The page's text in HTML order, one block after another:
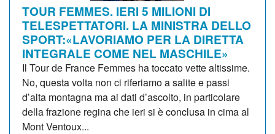
TOUR FEMMES. IERI 5 MILIONI DI
TELESPETTATORI. LA MINISTRA DELLO
SPORT:«LAVORIAMO PER LA DIRETTA
INTEGRALE COME NEL MASCHILE»
Il Tour de France Femmes ha toccato vette altissime.
No, questa volta non ci riferiamo a salite e passi
d’alta montagna ma ai dati d’ascolto, in particolare
della frazione regina che ieri si è conclusa in cima al
Mont Ventoux...